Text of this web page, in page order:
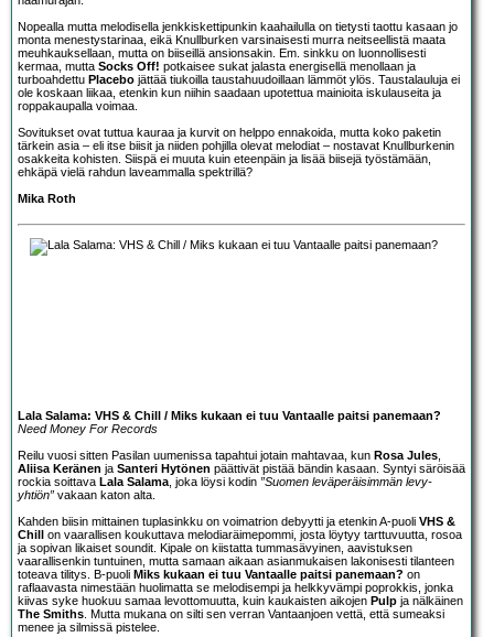
Nopealla mutta melodisella jenkkiskettipunkin kaahailulla on tietysti taottu kasaan jo
monta menestystarinaa, eikä Knullburken varsinaisesti murra neitseellistä maata
meuhkauksellaan, mutta on biiseillä ansionsakin. Em. sinkku on luonnollisesti
kermaa, mutta Socks Off! potkaisee sukat jalasta energisellä menollaan ja
turboahdettu Placebo jättää tiukoilla taustahuudoillaan lämmöt ylös. Taustalauluja ei
ole koskaan liikaa, etenkin kun niihin saadaan upotettua mainioita iskulauseita ja
roppakaupalla voimaa.
Sovitukset ovat tuttua kauraa ja kurvit on helppo ennakoida, mutta koko paketin
tärkein asia – eli itse biisit ja niiden pohjilla olevat melodiat – nostavat Knullburkenin
osakkeita kohisten. Siispä ei muuta kuin eteenpäin ja lisää biisejä työstämään,
ehkäpä vielä rahdun laveammalla spektrillä?
Mika Roth
Lala Salama: VHS & Chill / Miks kukaan ei tuu Vantaalle paitsi panemaan?
Need Money For Records
Reilu vuosi sitten Pasilan uumenissa tapahtui jotain mahtavaa, kun Rosa Jules
Aliisa Keränen ja Santeri Hytönen päättivät pistää bändin kasaan. Syntyi säröisää
rockia soittava Lala Salama , joka löysi kodin ”Suomen leväperäisimmän levy-
yhtiön” vakaan katon alta.
Kahden biisin mittainen tuplasinkku on voimatrion debyytti ja etenkin A-puoli VHS &
Chill on vaarallisen koukuttava melodiaräimepommi, josta löytyy tarttuvuutta, rosoa
ja sopivan likaiset soundit. Kipale on kiistatta tummasävyinen, aavistuksen
vaarallisenkin tuntuinen, mutta samaan aikaan asianmukaisen lakonisesti tilanteen
toteava tilitys. B-puoli Miks kukaan ei tuu Vantaalle paitsi panemaan? on
raflaavasta nimestään huolimatta se melodisempi ja helkkyvämpi poprokkis, jonka
kiivas syke huokuu samaa levottomuutta, kuin kaukaisten aikojen Pulp ja nälkäinen
The Smiths . Mutta mukana on silti sen verran Vantaanjoen vettä, että sumeaksi
menee ja silmissä pistelee.